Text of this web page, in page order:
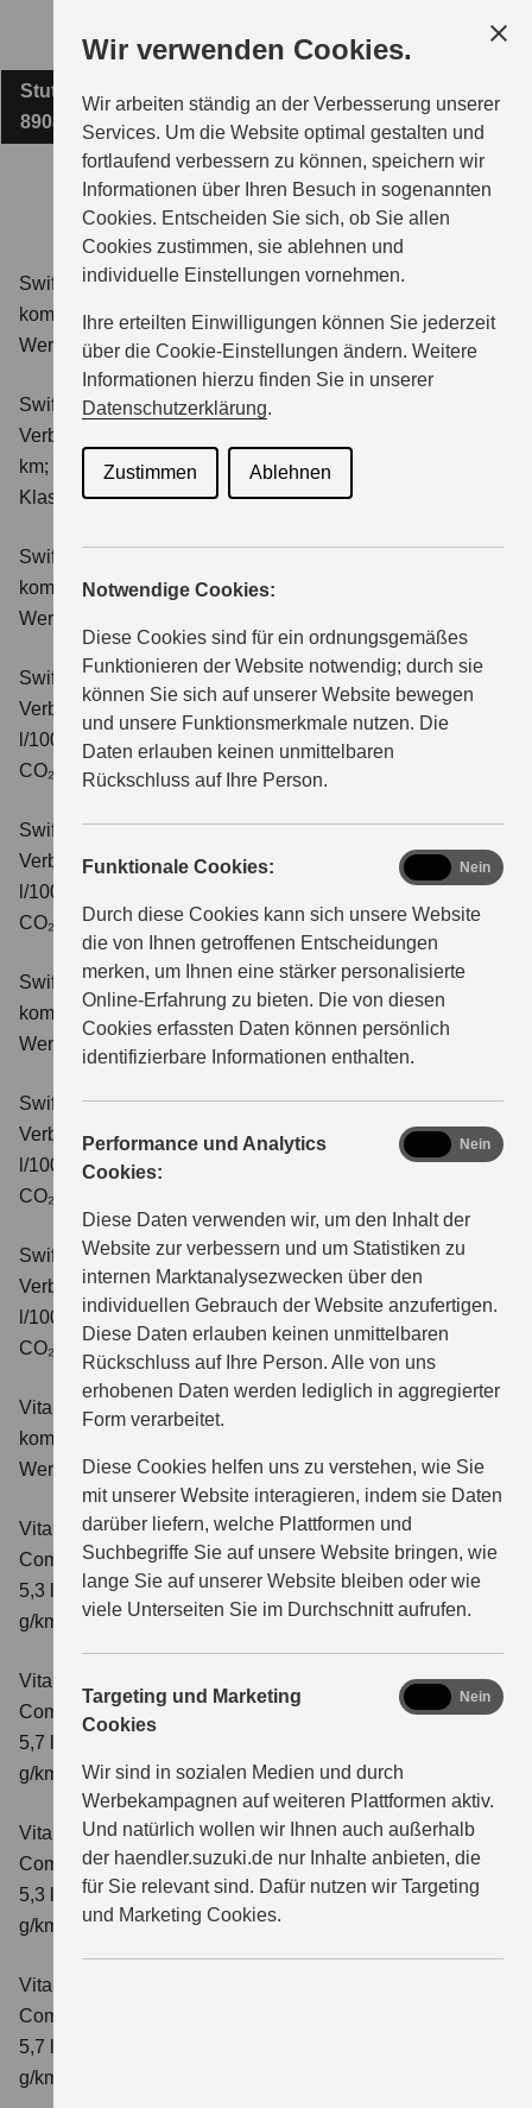
Wir verwenden Cookies.
Wir arbeiten ständig an der Verbesserung unserer
Services. Um die Website optimal gestalten und
fortlaufend verbessern zu können, speichern wir
Informationen über Ihren Besuch in sogenannten
Cookies. Entscheiden Sie sich, ob Sie allen
Cookies zustimmen, sie ablehnen und
individuelle Einstellungen vornehmen.
Ihre erteilten Einwilligungen können Sie jederzeit
über die Cookie-Einstellungen ändern. Weitere
Informationen hierzu finden Sie in unserer
Datenschutzerklärung.
Zustimmen Ablehnen
Notwendige Cookies:
Diese Cookies sind für ein ordnungsgemäßes
Funktionieren der Website notwendig; durch sie
können Sie sich auf unserer Website bewegen
und unsere Funktionsmerkmale nutzen. Die
Daten erlauben keinen unmittelbaren
Rückschluss auf Ihre Person.
Funktionale Cookies:
Durch diese Cookies kann sich unsere Website
die von Ihnen getroffenen Entscheidungen
merken, um Ihnen eine stärker personalisierte
Online-Erfahrung zu bieten. Die von diesen
Cookies erfassten Daten können persönlich
identifizierbare Informationen enthalten.
functional
Nein
Performance und Analytics
Cookies:
Diese Daten verwenden wir, um den Inhalt der
Website zur verbessern und um Statistiken zu
internen Marktanalysezwecken über den
individuellen Gebrauch der Website anzufertigen.
Diese Daten erlauben keinen unmittelbaren
Rückschluss auf Ihre Person. Alle von uns
erhobenen Daten werden lediglich in aggregierter
Form verarbeitet.
Diese Cookies helfen uns zu verstehen, wie Sie
mit unserer Website interagieren, indem sie Daten
darüber liefern, welche Plattformen und
Suchbegriffe Sie auf unsere Website bringen, wie
lange Sie auf unserer Website bleiben oder wie
viele Unterseiten Sie im Durchschnitt aufrufen.
analyticsNein
Targeting und Marketing
Cookies
Wir sind in sozialen Medien und durch
Werbekampagnen auf weiteren Plattformen aktiv.
Und natürlich wollen wir Ihnen auch außerhalb
der haendler.suzuki.de nur Inhalte anbieten, die
für Sie relevant sind. Dafür nutzen wir Targeting
und Marketing Cookies.
marketing
Nein
Hauptinhalt
BEST + SCHNEIDER GMBH
MODELLE
ZUBEHÖR
BERATUNG & KAUF
GESCHÄFTSKUNDEN
ÜBER UNS
Stuttgarter Straße 209
89081 Ulm
Swift 1.2 DUALJET HYBRID ClubVerbrauchswerte:
kombinierter Energieverbrauch 4,4 l/100km; kombinierter
Wert der CO₂-Emission: 98 g/km; CO₂-Klasse: C.
Swift 1.2 DUALJET HYBRID ALLGRIP Club
Verbrauchswerte: kombinierter Energieverbrauch 4,9 l/100
km; kombinierter Wert der CO₂-Emission: 111 g/km; CO₂-
Klasse: C.
Swift 1.2 DUALJET HYBRID Comfort
kombinierter Energieverbrauch 4,4 l/100km; kombinierter
Wert der CO₂-Emission: 99 g/km; CO₂-Klasse: C.
Swift 1.2 DUALJET HYBRID CVT Comfort
Verbrauchswerte: kombinierter Energieverbrauch 4,7
l/100km; kombinierter Wert der CO₂-Emission: 106 g/km;
CO₂-Klasse: C.
Swift 1.2 DUALJET HYBRID ALLGRIP Comfort
Verbrauchswerte: kombinierter Energieverbrauch 4,9
l/100km; kombinierter Wert der CO₂-Emission: 110 g/km;
CO₂-Klasse: C.
Swift 1.2 DUALJET HYBRID Comfort+Verbrauchswerte:
kombinierter Energieverbrauch 4,4 l/100km; kombinierter
Wert der CO₂-Emission: 99 g/km; CO₂-Klasse: C.
Swift 1.2 DUALJET HYBRID CVT Comfort+
Verbrauchswerte: kombinierter Energieverbrauch 4,7
l/100km; kombinierter Wert der CO₂-Emission: 106 g/km;
CO₂-Klasse: C.
Swift 1.2 DUALJET HYBRID ALLGRIP Comfort+
Verbrauchswerte: kombinierter Energieverbrauch 4,9
l/100km; kombinierter Wert der CO₂-Emission: 110 g/km;
CO₂-Klasse: C.
Vitara 1.4 BOOSTERJET HYBRID Club
Verbrauchswerte:
kombinierter Energieverbrauch 5,3 l/100km; kombinierter
Wert der CO₂-Emission: 119 g/km; CO₂-Klasse: D
Vitara 1.4 BOOSTERJET HYBRID
ComfortVerbrauchswerte: kombinierter Energieverbrauch
5,3 l/100km; kombinierter Wert der CO₂-Emission: 119
g/km; CO₂-Klasse: D
Vitara 1.4 BOOSTERJET HYBRID AT
Comfort
Verbrauchswerte: kombinierter Energieverbrauch
5,7 l/100 km; kombinierter Wert der CO₂-Emission: 129
g/km; CO₂-Klasse: D
Vitara 1.4 BOOSTERJET HYBRID
Comfort+Verbrauchswerte: kombinierter Energieverbrauch
5,3 l/100km; kombinierter Wert der CO₂-Emission: 120
g/km; CO₂-Klasse: D
Vitara 1.4 BOOSTERJET HYBRID AT
Comfort+
5,7 l/100km; kombinierter Wert der CO₂-Emission: 130
g/km; CO₂-Klasse: D